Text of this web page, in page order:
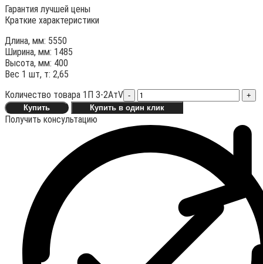
Гарантия лучшей цены
Краткие характеристики
Длина, мм: 5550
Ширина, мм: 1485
Высота, мм: 400
Вес 1 шт, т: 2,65
Количество товара 1П 3-2АтV -
+
Купить
Купить в один клик
Получить консультацию